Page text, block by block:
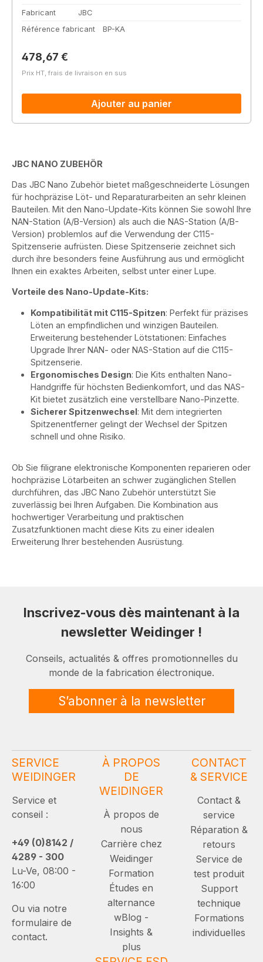
Fabricant
JBC
Référence fabricant
BP-KA
Prix régulier :
478,67 €
Prix HT, frais de livraison en sus
Ajouter au panier
JBC NANO ZUBEHÖR
Das JBC Nano Zubehör bietet maßgeschneiderte Lösungen
für hochpräzise Löt- und Reparaturarbeiten an sehr kleinen
Bauteilen. Mit den Nano-Update-Kits können Sie sowohl Ihre
NAN-Station (A/B-Version) als auch die NAS-Station (A/B-
Version) problemlos auf die Verwendung der C115-
Spitzenserie aufrüsten. Diese Spitzenserie zeichnet sich
durch ihre besonders feine Ausführung aus und ermöglicht
Ihnen ein exaktes Arbeiten, selbst unter einer Lupe.
Vorteile des Nano-Update-Kits:
Kompatibilität mit C115-Spitzen: Perfekt für präzises
Löten an empfindlichen und winzigen Bauteilen.
Erweiterung bestehender Lötstationen: Einfaches
Upgrade Ihrer NAN- oder NAS-Station auf die C115-
Spitzenserie.
Ergonomisches Design: Die Kits enthalten Nano-
Handgriffe für höchsten Bedienkomfort, und das NAS-
Kit bietet zusätzlich eine verstellbare Nano-Pinzette.
Sicherer Spitzenwechsel: Mit dem integrierten
Spitzenentferner gelingt der Wechsel der Spitzen
schnell und ohne Risiko.
Ob Sie filigrane elektronische Komponenten reparieren oder
hochpräzise Lötarbeiten an schwer zugänglichen Stellen
durchführen, das JBC Nano Zubehör unterstützt Sie
zuverlässig bei Ihren Aufgaben. Die Kombination aus
hochwertiger Verarbeitung und praktischen
Zusatzfunktionen macht diese Kits zu einer idealen
Erweiterung Ihrer bestehenden Ausrüstung.
Inscrivez-vous dès maintenant à la
newsletter Weidinger !
Conseils, actualités & offres promotionnelles du
monde de la fabrication électronique.
S’abonner à la newsletter
SERVICE
WEIDINGER
Service et
conseil :
+49 (0)8142 /
4289 - 300
Lu-Ve, 08:00 -
16:00
Ou via notre
formulaire de
contact.
À PROPOS
DE
WEIDINGER
À propos de
nous
Carrière chez
Weidinger
Formation
Études en
alternance
wBlog -
Insights &
plus
CONTACT
& SERVICE
Contact &
service
Réparation &
retours
Service de
test produit
Support
technique
Formations
individuelles